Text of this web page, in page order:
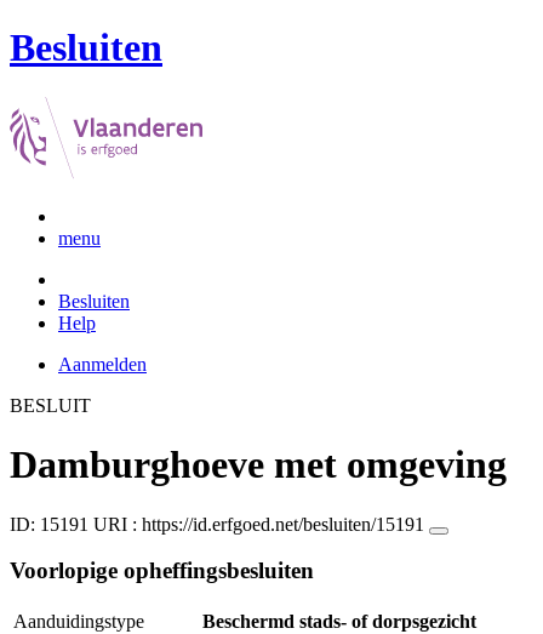
Besluiten
menu
Besluiten
Help
Aanmelden
BESLUIT
Damburghoeve met omgeving
ID: 15191 URI : https://id.erfgoed.net/besluiten/15191
Voorlopige opheffingsbesluiten
Aanduidingstype
Beschermd stads- of dorpsgezicht